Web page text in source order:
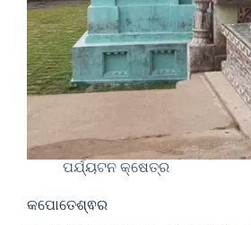
ପର୍ଯ୍ୟଟନ କ୍ଷେତ୍ର
କପୋତେଶ୍ଵର